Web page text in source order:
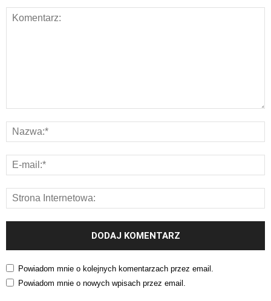
Powiadom mnie o kolejnych komentarzach przez email.
Powiadom mnie o nowych wpisach przez email.